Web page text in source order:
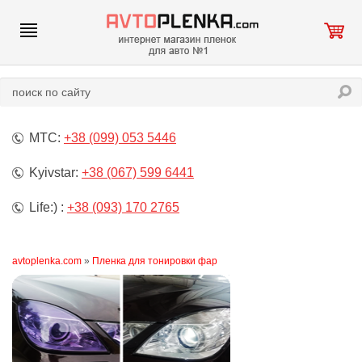
МТС: +38 (099) 053 5446
Kyivstar: +38 (067) 599 6441
Life:) : +38 (093) 170 2765
avtoplenka.com » Пленка для тонировки фар